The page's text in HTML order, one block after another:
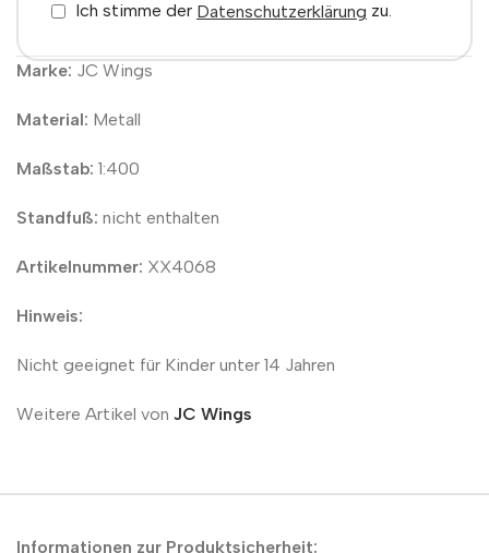
Ich stimme der Datenschutzerklärung zu.
Marke: JC Wings
Material: Metall
Maßstab: 1:400
Standfuß: nicht enthalten
Artikelnummer: XX4068
Hinweis:
Nicht geeignet für Kinder unter 14 Jahren
Weitere Artikel von JC Wings
Informationen zur Produktsicherheit: